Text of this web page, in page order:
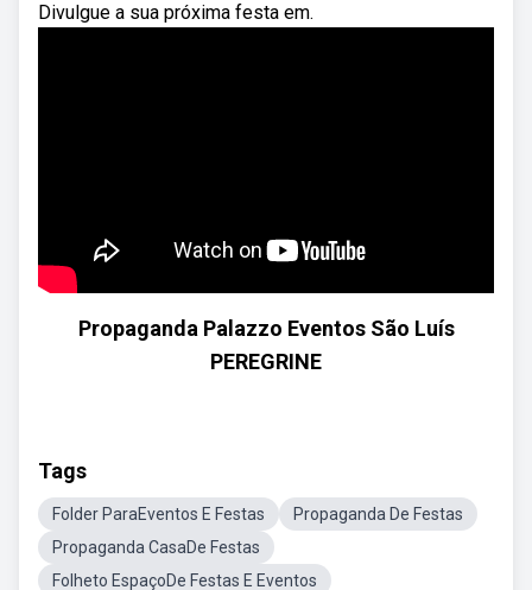
Divulgue a sua próxima festa em.
Propaganda Palazzo Eventos São Luís
PEREGRINE
Tags
Folder ParaEventos E Festas
Propaganda De Festas
Propaganda CasaDe Festas
Folheto EspaçoDe Festas E Eventos